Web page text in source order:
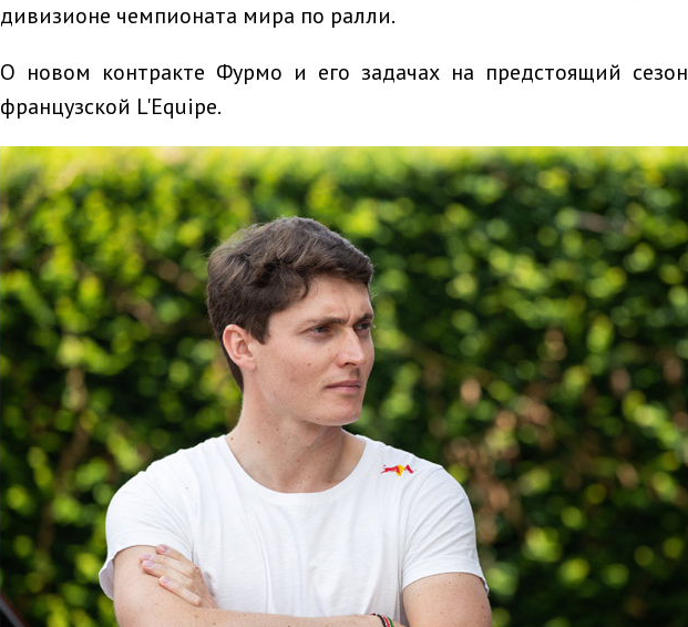
дивизионе чемпионата мира по ралли.
О новом контракте Фурмо и его задачах на предстоящий
французской L'Equipe.